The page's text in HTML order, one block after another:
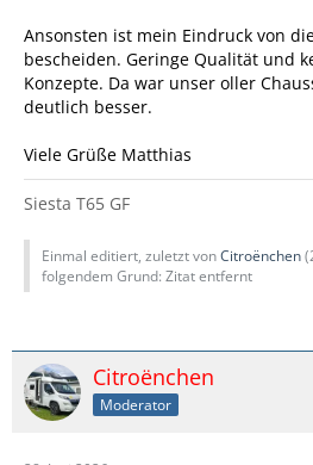
Ansonsten ist mein Eindruck von
bescheiden. Geringe Qualität und
Konzepte. Da war unser oller
deutlich besser.
Viele Grüße Matthias
Siesta T65 GF
Einmal editiert, zuletzt vonCitroënchen(
folgendem Grund: Zitat entfernt
Citroënchen
Moderator